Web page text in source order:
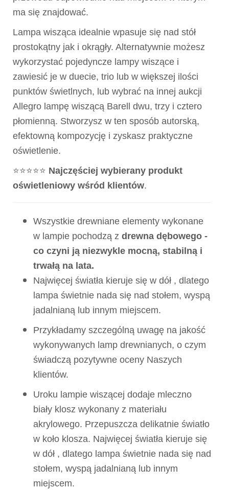
ma się znajdować.
Lampa wisząca idealnie wpasuje się nad stół
prostokątny jak i okrągły. Alternatywnie możesz
wykorzystać pojedyncze lampy wiszące i
zawiesić je w duecie, trio lub w większej ilości
punktów świetlnych, lub wybrać na innej aukcji
Allegro lampę wiszącą Barell dwu, trzy i cztero
płomienną. Stworzysz w ten sposób autorską,
efektowną kompozycję i zyskasz praktyczne
oświetlenie.
⭐⭐⭐⭐⭐ Najczęściej wybierany produkt
oświetleniowy wśród klientów.
Wszystkie drewniane elementy wykonane
w lampie pochodzą z drewna dębowego -
co czyni ją niezwykle mocną, stabilną i
trwałą na lata.
Najwięcej światła kieruje się w dół , dlatego
lampa świetnie nada się nad stołem, wyspą
jadalnianą lub innym miejscem.
Przykładamy szczególną uwagę na jakość
wykonywanych lamp drewnianych, o czym
świadczą pozytywne oceny Naszych
klientów.
Uroku lampie wiszącej dodaje mleczno
biały klosz wykonany z materiału
akrylowego. Przepuszcza delikatnie światło
w koło klosza. Najwięcej światła kieruje się
w dół , dlatego lampa świetnie nada się nad
stołem, wyspą jadalnianą lub innym
miejscem.